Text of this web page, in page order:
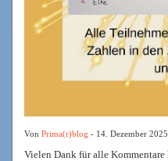
Von Prima(r)blog - 14. Dezember 2025
Vielen Dank für alle